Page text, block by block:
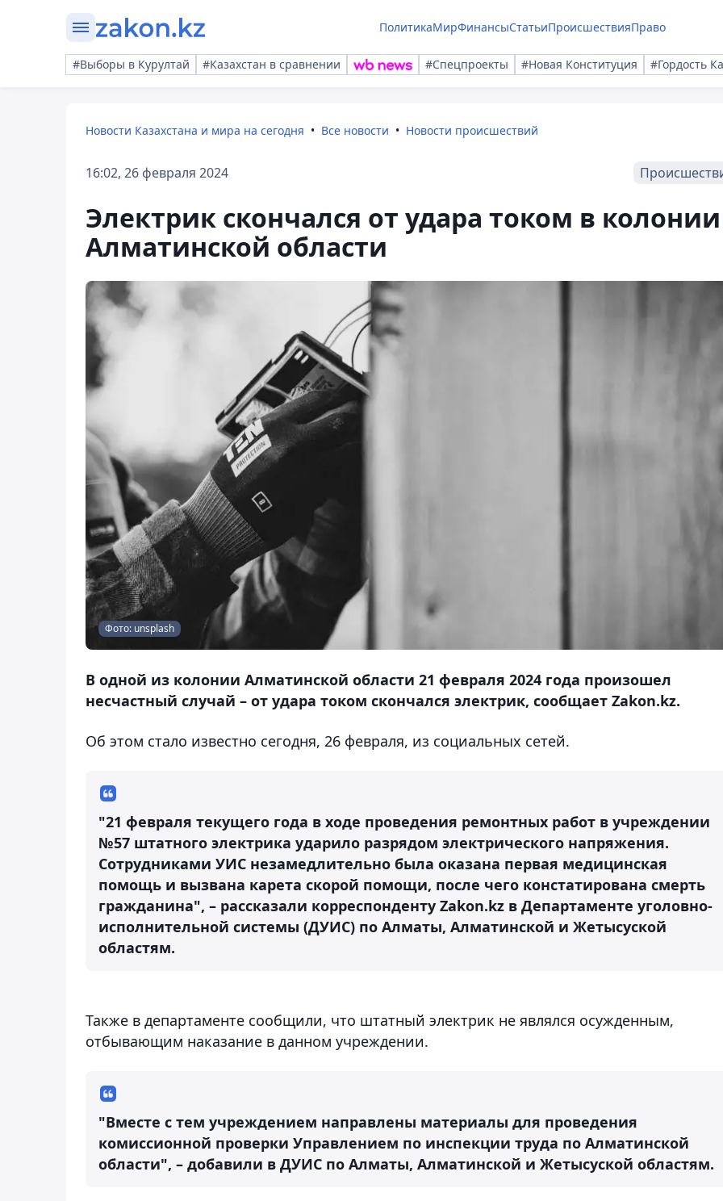
ПолитикаМирФинансыСтатьиПроисшествияПраво
#Выборы в Курултай #Казахстан в сравнении #Спецпроекты #Новая Конституция #Гордость
Новости Казахстана и мира на сегодня Все новости Новости происшествий
16:02, 26 февраля 2024
Электрик скончался от удара током в колонии
Алматинской области
Фото: unsplash
В одной из колонии Алматинской области 21 февраля 2024 года произошел
несчастный случай – от удара током скончался электрик, сообщает Zakon.kz.
Об этом стало известно сегодня, 26 февраля, из социальных сетей.
"21 февраля текущего года в ходе проведения ремонтных работ в учреждении
№57 штатного электрика ударило разрядом электрического напряжения.
Сотрудниками УИС незамедлительно была оказана первая медицинская
помощь и вызвана карета скорой помощи, после чего констатирована смерть
гражданина", – рассказали корреспонденту Zakon.kz в Департаменте уголовно-
исполнительной системы (ДУИС) по Алматы, Алматинской и Жетысуской
областям.
Также в департаменте сообщили, что штатный электрик не являлся осужденным,
отбывающим наказание в данном учреждении.
"Вместе с тем учреждением направлены материалы для проведения
комиссионной проверки Управлением по инспекции труда по Алматинской
области", – добавили в ДУИС по Алматы, Алматинской и Жетысуской областям.